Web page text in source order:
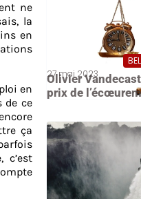
ne
la
en
en
de ce
ça
c’est
27 mai 2023
Olivier
prix de